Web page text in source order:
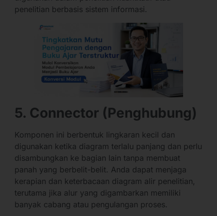
penelitian berbasis sistem informasi.
5. Connector (Penghubung)
Komponen ini berbentuk lingkaran kecil dan
digunakan ketika diagram terlalu panjang dan perlu
disambungkan ke bagian lain tanpa membuat
panah yang berbelit-belit. Anda dapat menjaga
kerapian dan keterbacaan diagram alir penelitian,
terutama jika alur yang digambarkan memiliki
banyak cabang atau pengulangan proses.